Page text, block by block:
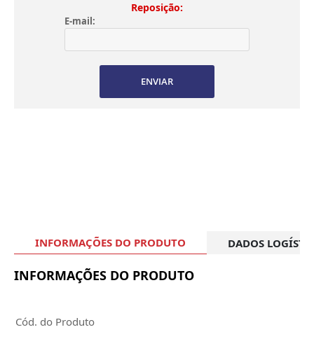
Reposição:
E-mail:
ENVIAR
INFORMAÇÕES DO PRODUTO DADOS
INFORMAÇÕES DO PRODUTO
Cód. do Produto